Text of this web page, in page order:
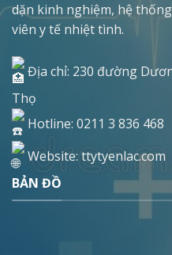
dặn kinh nghiệm, hệ
viên y tế nhiệt tình.
Địa chỉ: 230 đường
Thọ
Hotline: 0211 3 836 468
Website: ttytyenlac.com
BẢN ĐỒ